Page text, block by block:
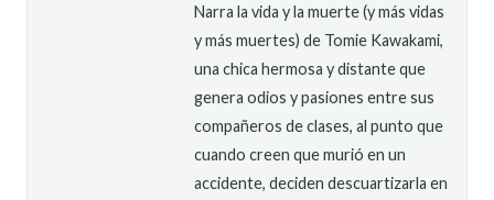
Narra la vida y la muerte (y más vidas
y más muertes) de Tomie Kawakami,
una chica hermosa y distante que
genera odios y pasiones entre sus
compañeros de clases, al punto que
cuando creen que murió en un
accidente, deciden descuartizarla en